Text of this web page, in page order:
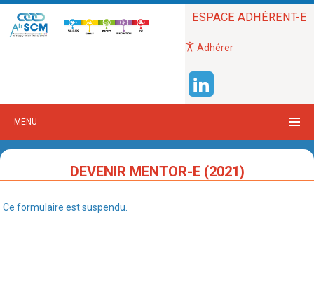
ESPACE ADHÉRENT-E
Adhérer
MENU
DEVENIR MENTOR-E (2021)
Ce formulaire est suspendu.